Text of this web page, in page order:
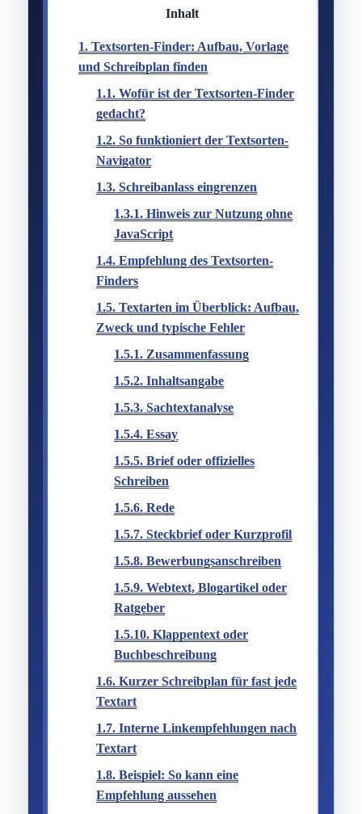
Inhalt
1. Textsorten-Finder: Aufbau, Vorlage
und Schreibplan finden
1.1. Wofür ist der Textsorten-Finder
gedacht?
1.2. So funktioniert der Textsorten-
Navigator
1.3. Schreibanlass eingrenzen
1.3.1. Hinweis zur Nutzung ohne
JavaScript
1.4. Empfehlung des Textsorten-
Finders
1.5. Textarten im Überblick: Aufbau,
Zweck und typische Fehler
1.5.1. Zusammenfassung
1.5.2. Inhaltsangabe
1.5.3. Sachtextanalyse
1.5.4. Essay
1.5.5. Brief oder offizielles
Schreiben
1.5.6. Rede
1.5.7. Steckbrief oder Kurzprofil
1.5.8. Bewerbungsanschreiben
1.5.9. Webtext, Blogartikel oder
Ratgeber
1.5.10. Klappentext oder
Buchbeschreibung
1.6. Kurzer Schreibplan für fast jede
Textart
1.7. Interne Linkempfehlungen nach
Textart
1.8. Beispiel: So kann eine
Empfehlung aussehen